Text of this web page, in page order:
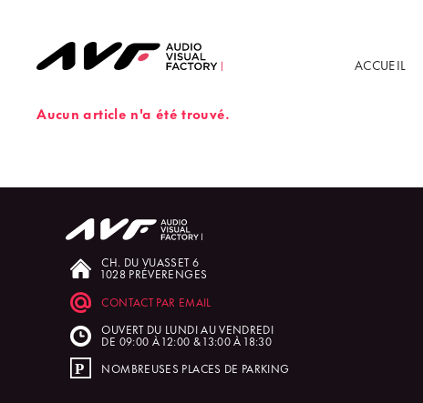
ACCUEIL
Aucun article n'a été trouvé.
CH. DU VUASSET 6
1028 PRÉVERENGES
CONTACT PAR EMAIL
OUVERT DU LUNDI AU VENDREDI
DE 09:00 À 12:00 & 13:00 À 18:30
NOMBREUSES PLACES DE PARKING